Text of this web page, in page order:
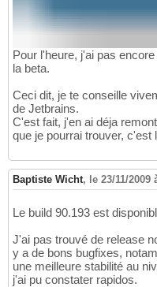
Pour l'heure, j'ai pas
la beta.
Ceci dit, je te conseille
de Jetbrains.
C'est fait, j'en ai déja
que je pourrai trouver, c'est
Baptiste Wicht, le 23/11/2009
Le build 90.193 est
J'ai pas trouvé de release
y a de bons bugfixes,
une meilleure stabilité au
j'ai pu constater rapidos.